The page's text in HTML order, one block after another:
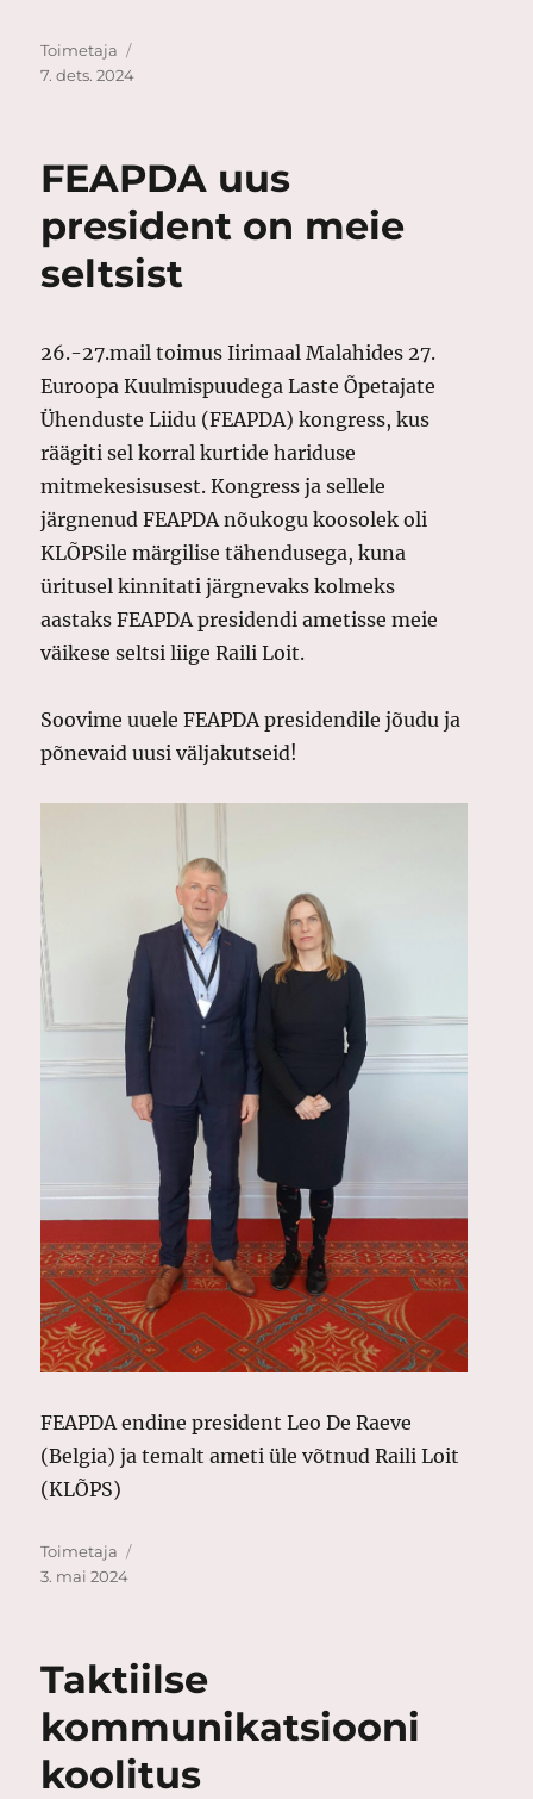
Autor
Toimetaja
7. dets. 2024
FEAPDA uus
president on meie
seltsist
26.-27.mail toimus Iirimaal Malahides 27.
Euroopa Kuulmispuudega Laste Õpetajate
Ühenduste Liidu (FEAPDA) kongress, kus
räägiti sel korral kurtide hariduse
mitmekesisusest. Kongress ja sellele
järgnenud FEAPDA nõukogu koosolek oli
KLÕPSile märgilise tähendusega, kuna
üritusel kinnitati järgnevaks kolmeks
aastaks FEAPDA presidendi ametisse meie
väikese seltsi liige Raili Loit.
Soovime uuele FEAPDA presidendile jõudu ja
põnevaid uusi väljakutseid!
FEAPDA endine president Leo De Raeve
(Belgia) ja temalt ameti üle võtnud Raili Loit
(KLÕPS)
Autor
Toimetaja
3. mai 2024
Taktiilse
kommunikatsiooni
koolitus